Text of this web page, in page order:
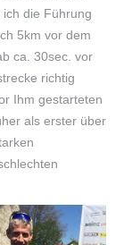
die Führung
5km vor dem
ca. 30sec. vor
richtig
Ihm gestarteten
als erster über